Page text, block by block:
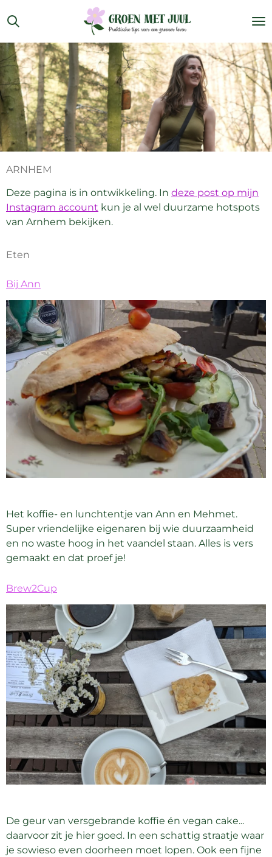
direct
naar
de
hoofdinhoud
ARNHEM
Deze pagina is in ontwikkeling. In deze post op mijn
Instagram account kun je al wel duurzame hotspots
van Arnhem bekijken.
Eten
Bij Ann
Het koffie- en lunchtentje van Ann en Mehmet.
Super vriendelijke eigenaren bij wie duurzaamheid
en no waste hoog in het vaandel staan. Alles is vers
gemaakt en dat proef je!
Brew2Cup
De geur van versgebrande koffie én vegan cake...
daarvoor zit je hier goed. In een schattig straatje waar
je sowieso even doorheen moet lopen. Ook een fijne